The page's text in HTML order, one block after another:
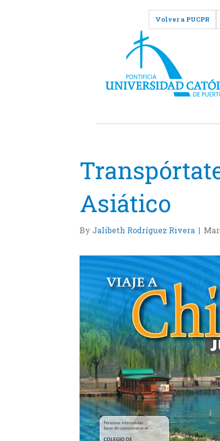
Volver a PUCPR
Asiático
By Jalibeth Rodríguez Rivera |